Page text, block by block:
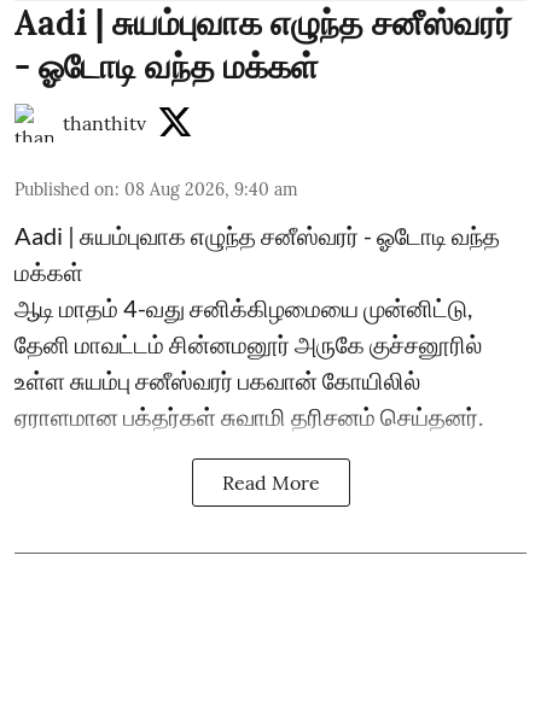
Aadi | சுயம்புவாக எழுந்த சனீஸ்வரர்
- ஓடோடி வந்த மக்கள்
thanthitv
Published on: 08 Aug 2026, 9:40 am
Aadi | சுயம்புவாக எழுந்த சனீஸ்வரர் - ஓடோடி வந்த
மக்கள்
ஆடி மாதம் 4-வது சனிக்கிழமையை முன்னிட்டு,
தேனி மாவட்டம் சின்னமனூர் அருகே குச்சனூரில்
உள்ள சுயம்பு சனீஸ்வரர் பகவான் கோயிலில்
ஏராளமான பக்தர்கள் சுவாமி தரிசனம் செய்தனர்.
Read More